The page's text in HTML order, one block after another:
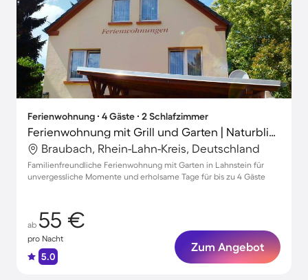
Ferienwohnung ∙ 4 Gäste ∙ 2 Schlafzimmer
Ferienwohnung mit Grill und Garten | Naturblick
Braubach, Rhein-Lahn-Kreis, Deutschland
Familienfreundliche Ferienwohnung mit Garten in Lahnstein für
unvergessliche Momente und erholsame Tage für bis zu 4 Gäste
ab 55 €
pro Nacht
5.0
Zum Angebot